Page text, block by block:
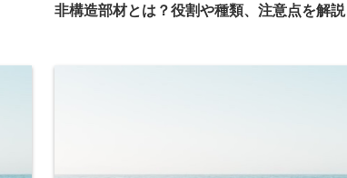
非構造部材とは？役割や種類、注意点を解説